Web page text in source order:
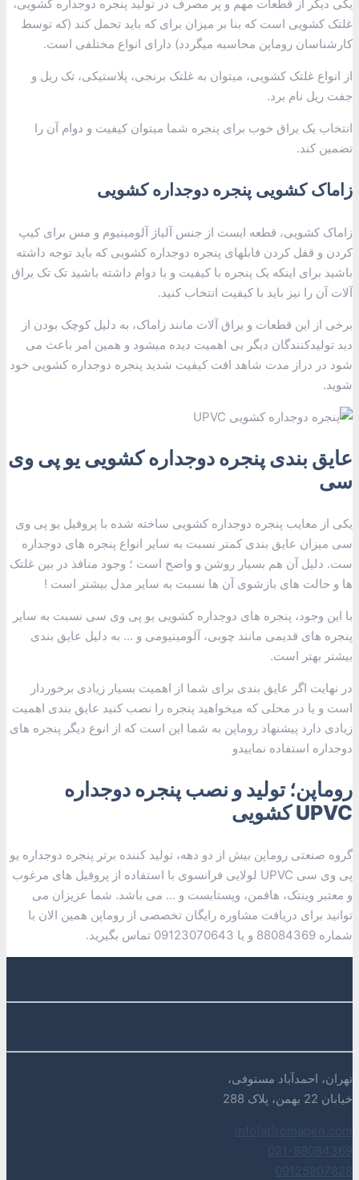
یکی دیگر از قطعات مهم و پر مصرف در تولید پنجره دوجداره کشویی،
غلتک کشویی است که بنا بر میزان برای که باید تحمل کند (که توسط
کارشناسان روماپن محاسبه میگردد) دارای انواع مختلفی است.
از انواع غلتک کشویی، میتوان به غلتک برنجی، پلاستیکی، تک ریل و
جفت ریل نام برد.
انتخاب یک یراق خوب برای پنجره شما میتوان کیفیت و دوام آن را
تضمین کند.
زاماک کشویی پنجره دوجداره کشویی
زاماک کشویی، قطعه ایست از جنس آلیاژ آلومینیوم و مس برای کیپ
کردن و قفل کردن فابلهای پنجره دوجداره کشویی که باید توجه داشته
باشید برای اینکه یک پنجره با کیفیت و با دوام داشته باشید تک تک یراق
آلات آن را نیز باید با کیفیت انتخاب کنید.
برخی از این قطعات و یراق آلات مانند زاماک، به دلیل کوچک بودن از
دید تولیدکنندگان دیگر بی اهمیت دیده میشود و همین امر باعث می
شود در دراز مدت شاهد افت کیفیت شدید پنجره دوجداره کشویی خود
شوید.
عایق بندی پنجره دوجداره کشویی یو پی وی
سی
یکی از معایب پنجره دوجداره کشویی ساخته شده با پروفیل یو پی وی
سی میزان عایق بندی کمتر نسبت به سایر انواع پنجره های دوجداره
ست. دلیل آن هم بسیار روشن و واضح است ؛ وجود منافذ در بین غلتک
ها و حالت های بازشوی آن ها نسبت به سایر مدل بیشتر است !
با این وجود، پنجره های دوجداره کشویی یو پی وی سی نسبت به سایر
پنجره های قدیمی مانند چوبی، آلومینیومی و ... به دلیل عایق بندی
بیشتر بهتر است.
در نهایت اگر عایق بندی برای شما از اهمیت بسیار زیادی برخوردار
است و یا در محلی که میخواهید پنجره را نصب کنید عایق بندی اهمیت
زیادی دارد پیشنهاد روماپن به شما این است که از انوع دیگر پنجره های
دوجداره استفاده نماییدو
روماپن؛ تولید و نصب پنجره دوجداره
UPVC کشویی
گروه صنعتی روماپن بیش از دو دهه، تولید کننده برتر پنجره دوجداره یو
پی وی سی UPVC لولایی فرانسوی با استفاده از پروفیل های مرغوب
و معتبر وینتک، هافمن، ویستابست و ... می باشد. شما عزیزان می
توانید برای دریافت مشاوره رایگان تخصصی از روماپن همین الان با
شماره 88084369 و یا 09123070643 تماس بگیرید.
تهران، احمدآباد مستوفی،
خیابان 22 بهمن، پلاک 288
info[at]romapen.com
021-88084369
09125807828